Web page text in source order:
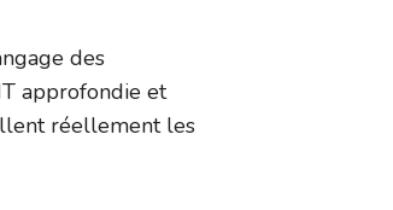
des
approfondie et
réellement les